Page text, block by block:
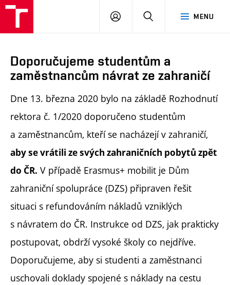
MENU
PŘIHLÁSIT
Doporučujeme studentům a
zaměstnancům návrat ze zahraničí
Dne 13. března 2020 bylo na základě Rozhodnutí
rektora č. 1/2020 doporučeno studentům
a zaměstnancům, kteří se nacházejí v zahraničí,
aby se vrátili ze svých zahraničních pobytů zpět
do ČR. V případě Erasmus+ mobilit je Dům
zahraniční spolupráce (DZS) připraven řešit
situaci s refundováním nákladů vzniklých
s návratem do ČR. Instrukce od DZS, jak prakticky
postupovat, obdrží vysoké školy co nejdříve.
Doporučujeme, aby si studenti a zaměstnanci
uschovali doklady spojené s náklady na cestu